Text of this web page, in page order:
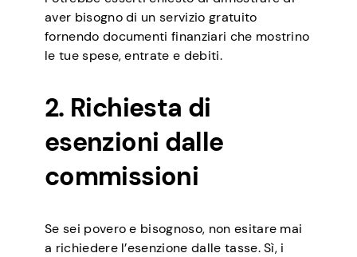
aver bisogno di un servizio gratuito
fornendo documenti finanziari che mostrino
le tue spese, entrate e debiti.
2. Richiesta di
esenzioni dalle
commissioni
Se sei povero e bisognoso, non esitare mai
a richiedere l’esenzione dalle tasse. Sì, i